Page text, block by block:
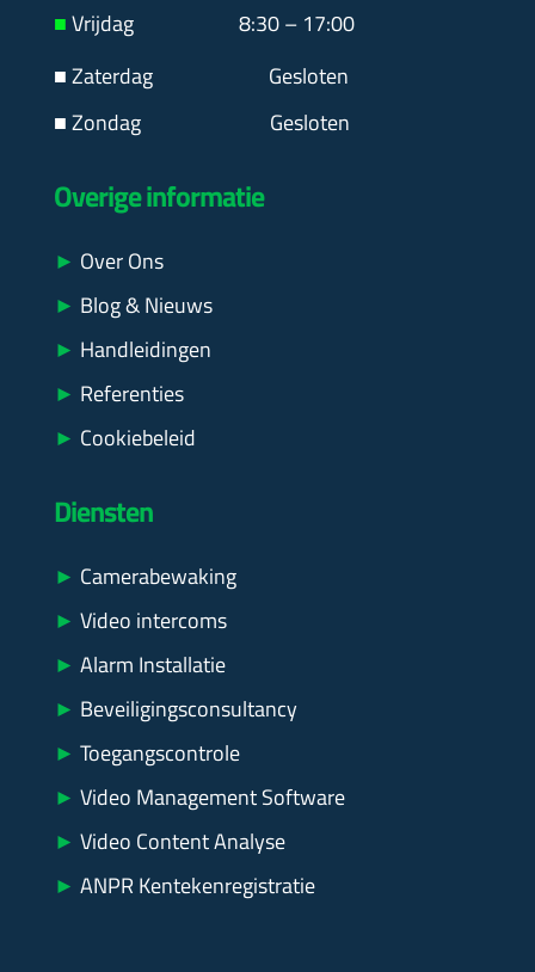
Diensten
► Camerabewaking
► Video intercoms
► Alarm Installatie
► Beveiligingsconsultancy
► Toegangscontrole
► Video Management Software
► Video Content Analyse
► ANPR Kentekenregistratie
■Vrijdag 8:30 – 17:00
■ Zaterdag Gesloten
■ Zondag Gesloten
Overige informatie
► Over Ons
► Blog & Nieuws
► Handleidingen
► Referenties
► Cookiebeleid